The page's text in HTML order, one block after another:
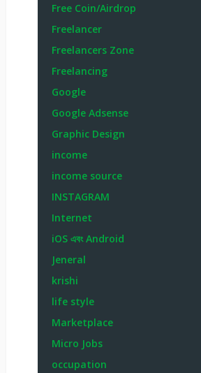
Free Coin/Airdrop
Freelancer
Freelancers Zone
Freelancing
Google
Google Adsense
Graphic Design
income
income source
INSTAGRAM
Internet
iOS এবং Android
Jeneral
krishi
life style
Marketplace
Micro Jobs
occupation